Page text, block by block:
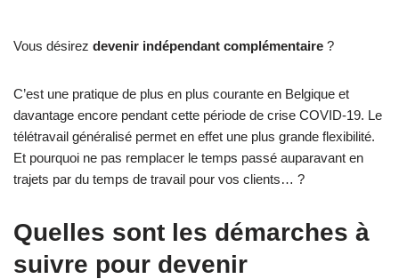
Vous désirez devenir indépendant complémentaire ?
C’est une pratique de plus en plus courante en Belgique et
davantage encore pendant cette période de crise COVID-19. Le
télétravail généralisé permet en effet une plus grande flexibilité.
Et pourquoi ne pas remplacer le temps passé auparavant en
trajets par du temps de travail pour vos clients… ?
Quelles sont les démarches à
suivre pour devenir